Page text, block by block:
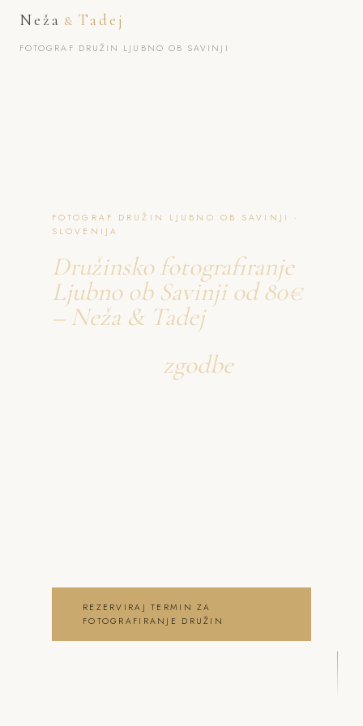
Neža & Tadej
FOTOGRAF DRUŽIN LJUBNO OB SAVINJI
FOTOGRAF DRUŽIN LJUBNO OB SAVINJI ·
SLOVENIJA
Družinsko fotografiranje
Ljubno ob Savinji od 80€
– Neža & Tadej
zgodbe
o fotografiranje družin
REZERVIRAJ TERMIN ZA
FOTOGRAFIRANJE DRUŽIN